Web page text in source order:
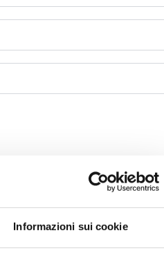
Informazioni sui cookie